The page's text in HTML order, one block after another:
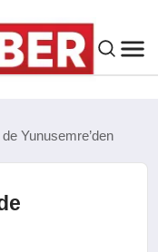
Yunusemre’den